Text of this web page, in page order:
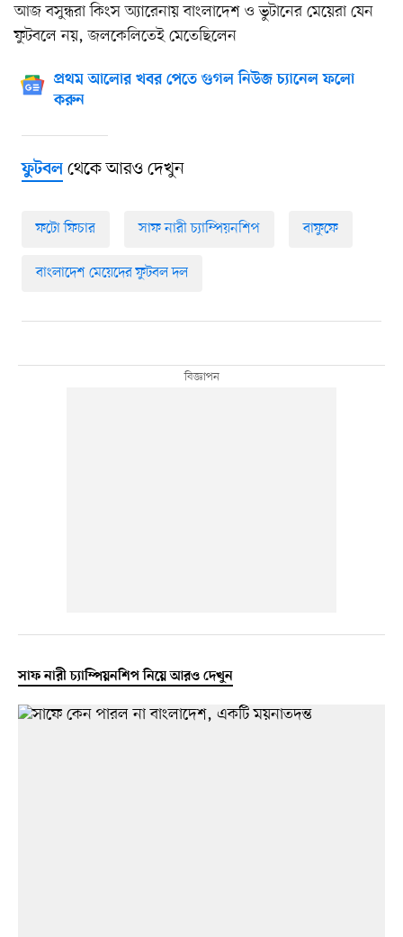
আজ বসুন্ধরা কিংস অ্যারেনায় বাংলাদেশ ও ভুটানের মেয়েরা যেন
ফুটবলে নয়, জলকেলিতেই মেতেছিলেন
প্রথম আলোর খবর পেতে গুগল নিউজ চ্যানেল ফলো
করুন
ফুটবলথেকে আরও দেখুন
ফটো ফিচার সাফ নারী চ্যাম্পিয়নশিপ বাফুফে
বাংলাদেশ মেয়েদের ফুটবল দল
সাফ নারী চ্যাম্পিয়নশিপ নিয়ে আরও দেখুন